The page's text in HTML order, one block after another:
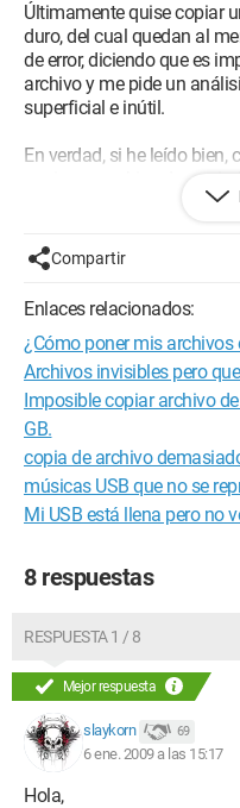
Últimamente quise copiar
duro, del cual quedan al
de error, diciendo que es
archivo y me pide un
superficial e inútil.
En verdad, si he leído bien,
copiar un archivo
Pero entonces, ¿cómo
encuentro ninguna
Su ayuda me sería de gran
Gracias de antemano.
Paz.
NikosIXII.
Configuración:
Compartir
Enlaces relacionados:
¿Cómo poner mis archivos
Archivos invisibles pero
Imposible copiar archivo
GB.
copia de archivo
músicas USB que no se
Mi USB está llena pero no
8 respuestas
RESPUESTA 1 / 8
Mejor respuesta
slaykorn 69
6 ene. 2009 a las 15:17
Hola,